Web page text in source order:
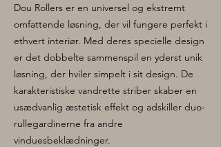
Dou Rollers er en universel og ekstremt
omfattende løsning, der vil fungere perfekt i
ethvert interiør. Med deres specielle design
er det dobbelte sammenspil en yderst unik
løsning, der hviler simpelt i sit design. De
karakteristiske vandrette striber skaber en
usædvanlig æstetisk effekt og adskiller duo-
rullegardinerne fra andre
vinduesbeklædninger.